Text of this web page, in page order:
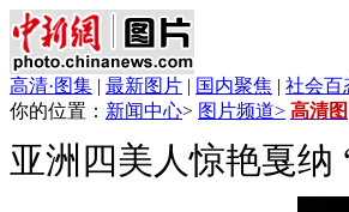
高清·图集 | 最新图片 | 国内聚焦 | 社会百
你的位置： 新闻中心> 图片频道> 高清图
亚洲四美人惊艳戛纳